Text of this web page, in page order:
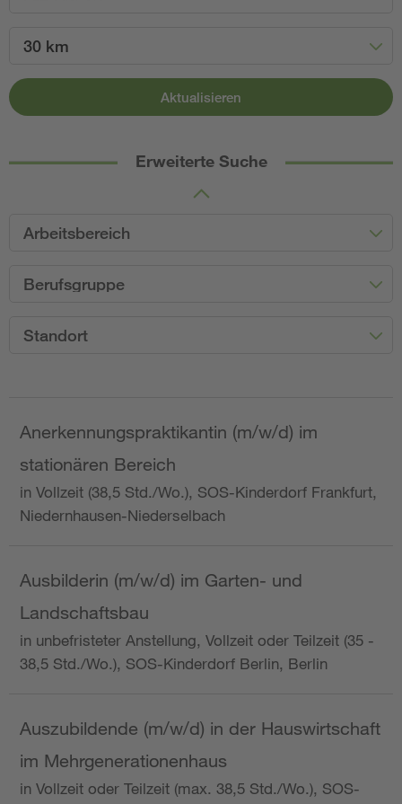
30 km
Aktualisieren
Erweiterte Suche
Arbeitsbereich
Berufsgruppe
Standort
Anerkennungspraktikantin (m/w/d) im
stationären Bereich
in Vollzeit (38,5 Std./Wo.), SOS-Kinderdorf Frankfurt,
Niedernhausen-Niederselbach
Ausbilderin (m/w/d) im Garten- und
Landschaftsbau
in unbefristeter Anstellung, Vollzeit oder Teilzeit (35 -
38,5 Std./Wo.), SOS-Kinderdorf Berlin, Berlin
Auszubildende (m/w/d) in der Hauswirtschaft
im Mehrgenerationenhaus
in Vollzeit oder Teilzeit (max. 38,5 Std./Wo.), SOS-